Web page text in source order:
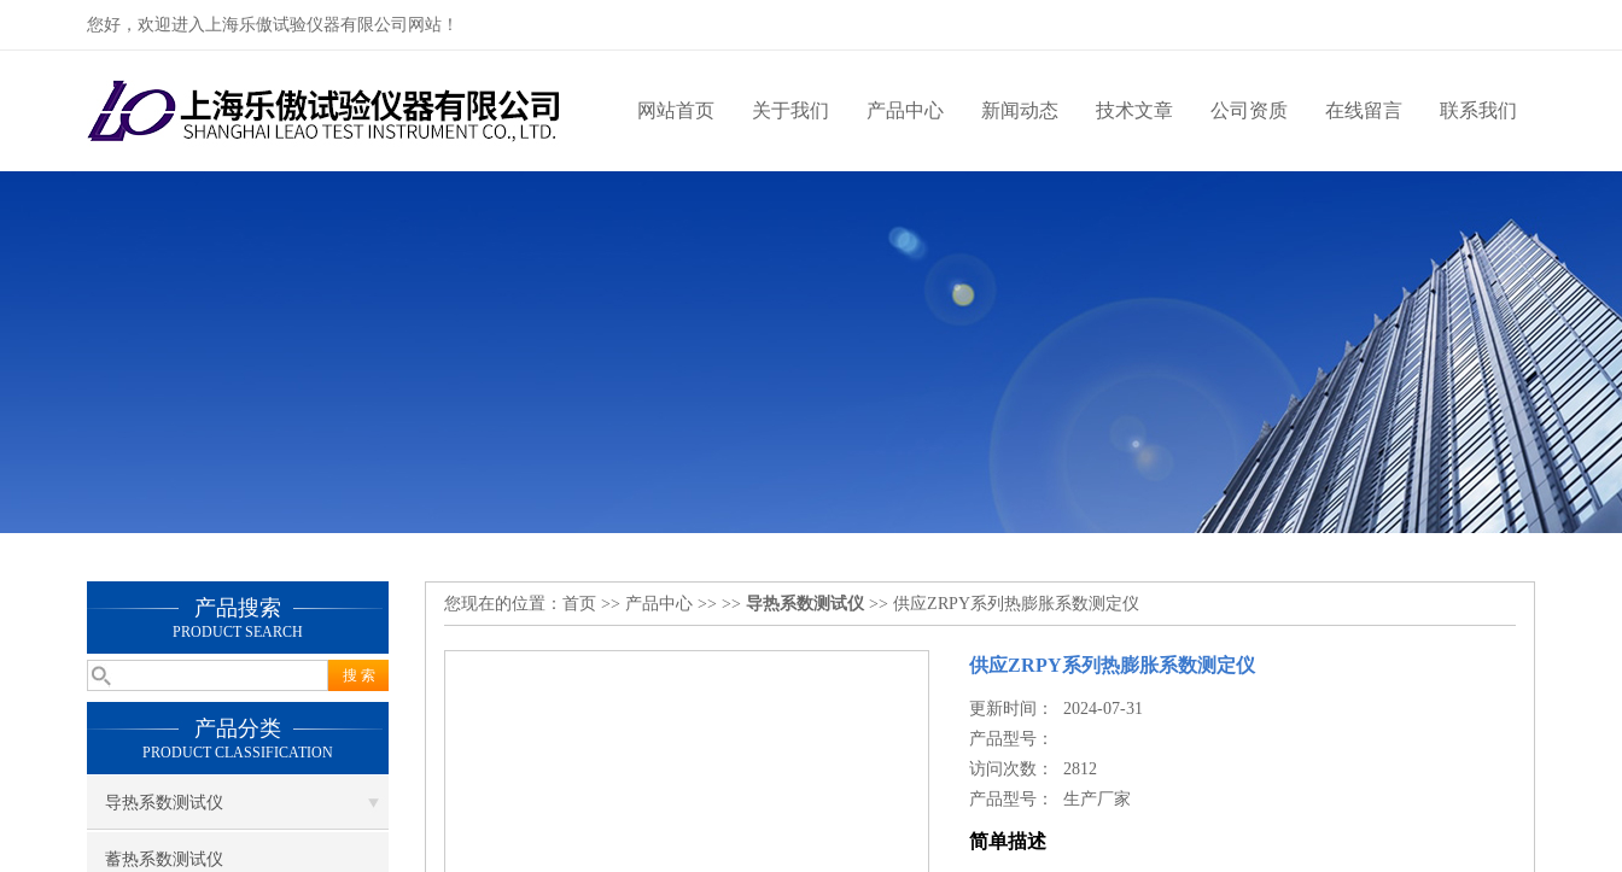
您好，欢迎进入上海乐傲试验仪器有限公司网站！
网站首页 关于我们 产品中心 新闻动态 技术文章 公司资质 在线留言 联系我们
产品搜索
PRODUCT SEARCH
产品分类
PRODUCT CLASSIFICATION
导热系数测试仪
蓄热系数测试仪
您现在的位置： 首页 >> 产品中心 >> >> 导热系数测试仪 >> 供应ZRPY系列热膨胀系数测定仪
供应ZRPY系列热膨胀系数测定仪
更新时间： 2024-07-31
产品型号：
访问次数： 2812
产品型号： 生产厂家
简单描述